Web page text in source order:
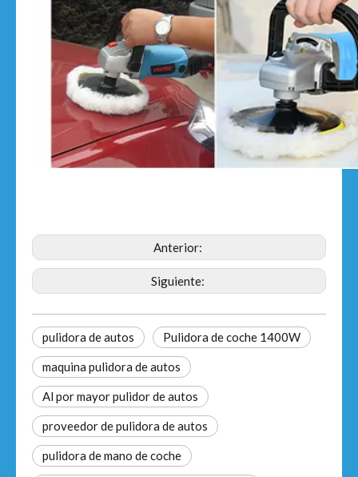
Anterior:
Siguiente:
pulidora de autos Pulidora de coche 1400W
maquina pulidora de autos
Al por mayor pulidor de autos
proveedor de pulidora de autos
pulidora de mano de coche